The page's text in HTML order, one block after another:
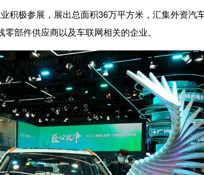
极参展，展出总面积36万平方米，汇集外资汽
部件供应商以及车联网相关的企业。